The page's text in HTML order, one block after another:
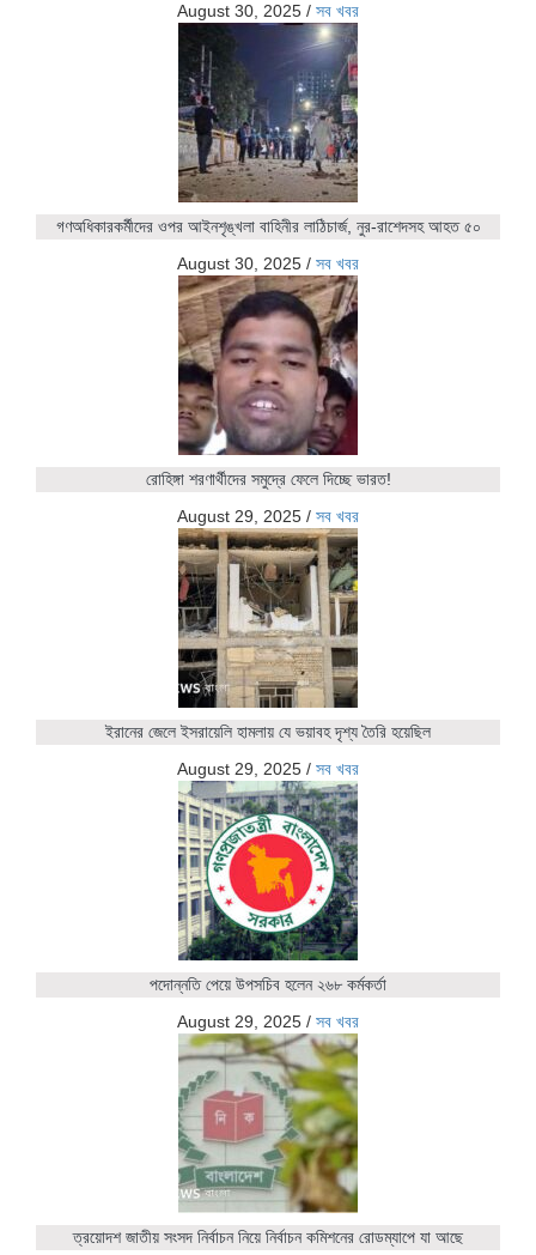
August 30, 2025 / সব খবর
গণঅধিকারকর্মীদের ওপর আইনশৃঙ্খলা বাহিনীর লাঠিচার্জ, নুর-রাশেদসহ আহত ৫০
August 30, 2025 / সব খবর
রোহিঙ্গা শরণার্থীদের সমুদ্রে ফেলে দিচ্ছে ভারত!
August 29, 2025 / সব খবর
ইরানের জেলে ইসরায়েলি হামলায় যে ভয়াবহ দৃশ্য তৈরি হয়েছিল
August 29, 2025 / সব খবর
পদোন্নতি পেয়ে উপসচিব হলেন ২৬৮ কর্মকর্তা
August 29, 2025 / সব খবর
ত্রয়োদশ জাতীয় সংসদ নির্বাচন নিয়ে নির্বাচন কমিশনের রোডম্যাপে যা আছে